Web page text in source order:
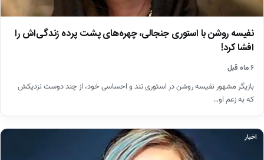
نفیسه روشن با استوری جنجالی، چهره‌های پشت پرده زندگی‌اش را
افشا کرد!
۶ ماه قبل
بازیگر مشهور نفیسه روشن در استوری تند و احساسی خود، از چند دوست نزدیکش
که به زعم او…
اخبار